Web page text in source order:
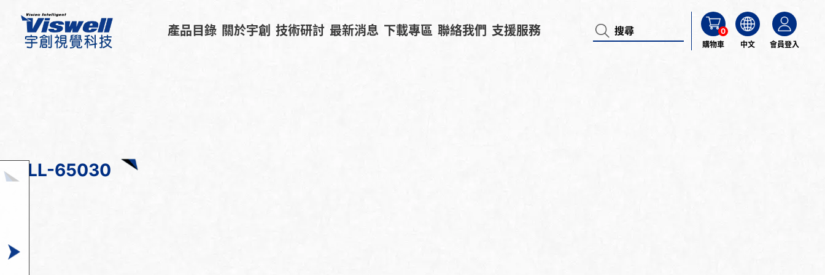
產品目錄 關於宇創 技術研討 最新消息 下載專區 聯絡我們 支援服務
0
購物車
中文 會員登入
LL-65030